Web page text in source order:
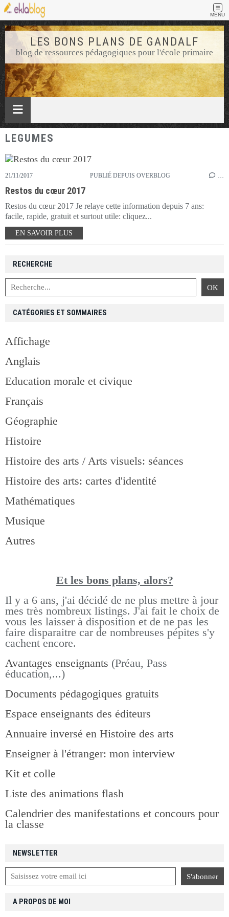
MENU
LES BONS PLANS DE GANDALF
blog de ressources pédagogiques pour l'école primaire
LEGUMES
21/11/2017 PUBLIÉ DEPUIS OVERBLOG …
Restos du cœur 2017
Restos du cœur 2017 Je relaye cette information depuis 7 ans:
facile, rapide, gratuit et surtout utile: cliquez...
EN SAVOIR PLUS
NEWSLETTER
RECHERCHE
CATÉGORIES ET SOMMAIRES
Affichage
Anglais
Education morale et civique
Français
Géographie
Histoire
Histoire des arts / Arts visuels: séances
Histoire des arts: cartes d'identité
Mathématiques
Musique
Autres
Et les bons plans, alors?
Il y a 6 ans, j'ai décidé de ne plus mettre à jour
mes très nombreux listings. J'ai fait le choix de
vous les laisser à disposition et de ne pas les
faire disparaitre car de nombreuses pépites s'y
cachent encore.
Avantages enseignants (Préau, Pass
éducation,...)
Documents pédagogiques gratuits
Espace enseignants des éditeurs
Annuaire inversé en Histoire des arts
Enseigner à l'étranger: mon interview
Kit et colle
Liste des animations flash
Calendrier des manifestations et concours pour
la classe
A PROPOS DE MOI